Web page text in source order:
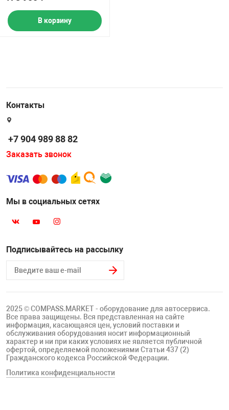
В корзину
Контакты
+7 904 989 88 82
Заказать звонок
Мы в социальных сетях
Подписывайтесь на рассылку
2025 © COMPASS.MARKET - оборудование для автосервиса.
Все права защищены. Вся представленная на сайте
информация, касающаяся цен, условий поставки и
обслуживания оборудования носит информационный
характер и ни при каких условиях не является публичной
офертой, определяемой положениями Статьи 437 (2)
Гражданского кодекса Российской Федерации.
Политика конфиденциальности